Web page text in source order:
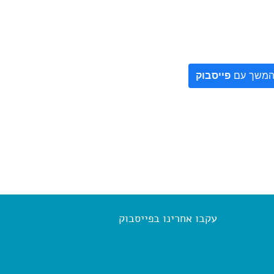
המשך עם פייסבוק
עקבו אחרינו בפייסבוק